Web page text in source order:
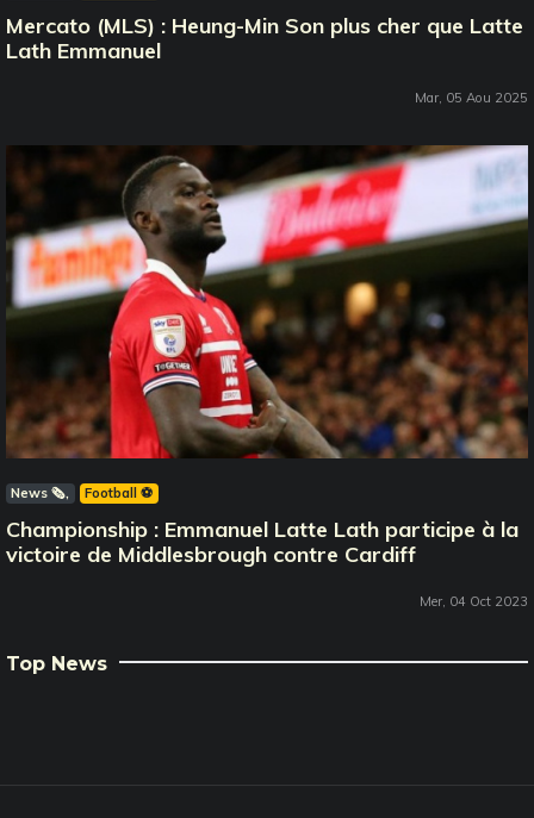
Mercato (MLS) : Heung-Min Son plus cher que Latte
Lath Emmanuel
Mar, 05 Aou 2025
News 🗞️ Football ⚽️
Championship : Emmanuel Latte Lath participe à la
victoire de Middlesbrough contre Cardiff
Mer, 04 Oct 2023
Top News